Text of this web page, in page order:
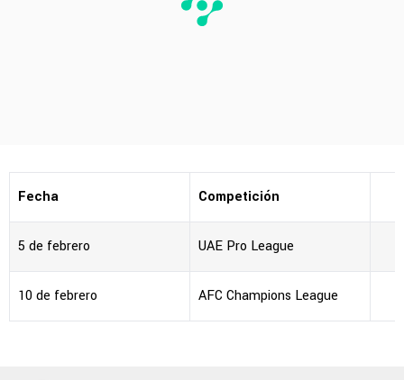
Fecha Competición
5 de febrero UAE Pro League
10 de febrero AFC Champions League